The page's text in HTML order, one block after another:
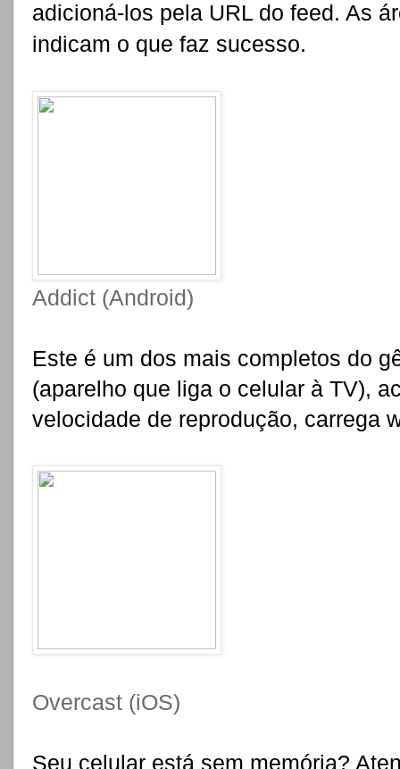
adicioná-los pela URL do feed. As
indicam o que faz sucesso.
Addict (Android)
Este é um dos mais completos do
(aparelho que liga o celular à TV),
velocidade de reprodução, carrega
Overcast (iOS)
Seu celular está sem memória?